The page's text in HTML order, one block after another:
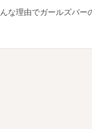
んな理由でガールズバー